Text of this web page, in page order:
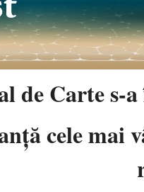
de Carte s-
cele